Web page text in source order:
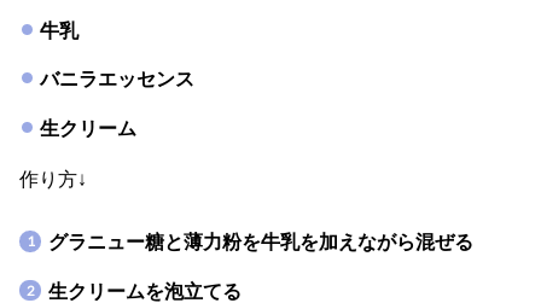
牛乳
バニラエッセンス
生クリーム
作り方↓
グラニュー糖と薄力粉を牛乳を加えながら混ぜる
生クリームを泡立てる